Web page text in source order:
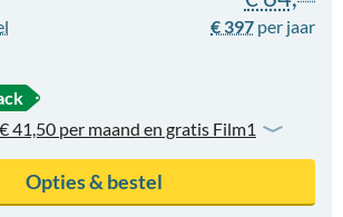
€ 397
41,50 per maand en gratis Film1
Opties & bestel